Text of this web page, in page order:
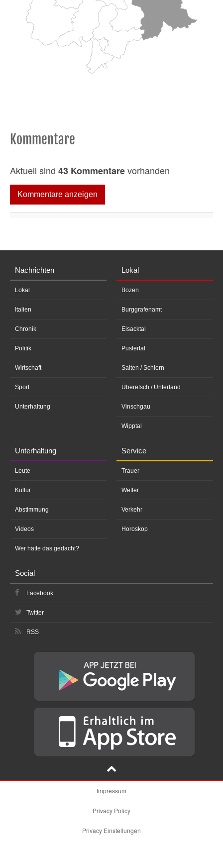
Kommentare
Aktuell sind 43 Kommentarevorhanden
Kommentare anzeigen
Nachrichten
Lokal
Italien
Chronik
Politik
Wirtschaft
Sport
Unterhaltung
Lokal
Bozen
Burggrafenamt
Eisacktal
Pustertal
Salten / Schlern
Überetsch / Unterland
Vinschgau
Wipptal
Unterhaltung
Leute
Kultur
Abstimmung
Videos
Wer hätte das gedacht?
Service
Trauer
Wetter
Verkehr
Horoskop
Social
Facebook
Twitter
RSS
Impressum
Privacy Policy
Privacy Einstellungen